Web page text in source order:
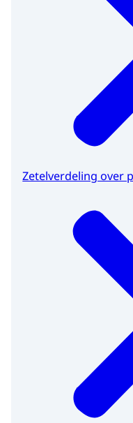
Zetelverdeling over